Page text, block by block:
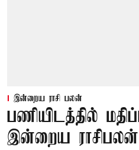
இன்றைய ராசி பலன்
பணியிடத்தில்
இன்றைய ராசிபலன்